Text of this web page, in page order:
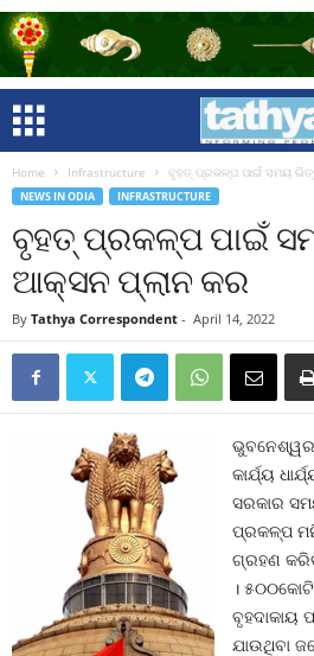
Home Infrastructure ବୃହତ୍‍ ପ୍ରକଳ୍ପ ପାଇଁ ସମୟ
NEWS IN ODIA INFRASTRUCTURE
ବୃହତ୍‍ ପ୍ରକଳ୍ପ ପାଇଁ
ଆକ୍ସନ ପ୍ଲାନ କର
By Tathya Correspondent - April 14, 2022
କାର୍ଯ୍ୟ
ସରକାର
ପ୍ରକଳ୍ପ
ଗ୍ରହଣ
।
ବୃହଦାକାୟ
ଯାଉଥିବା